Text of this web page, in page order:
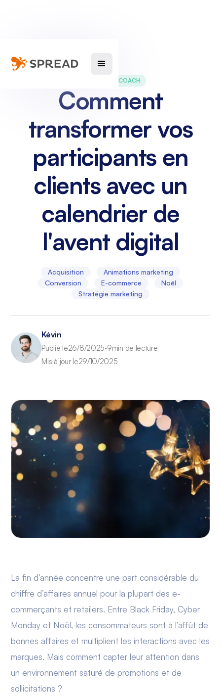
MARKETING COACH
Comment
transformer vos
participants en
clients avec un
calendrier de
l'avent digital
Acquisition
Animations marketing
Conversion
E-commerce
Noël
Stratégie marketing
Kévin
Publié le26/8/2025•9min de lecture
Mis à jour le29/10/2025
La fin d’année concentre une part considérable du
chiffre d’affaires annuel pour la plupart des e-
commerçants et retailers. Entre Black Friday, Cyber
Monday et Noël, les consommateurs sont à l’affût de
bonnes affaires et multiplient les interactions avec les
marques. Mais comment capter leur attention dans
un environnement saturé de promotions et de
sollicitations ?